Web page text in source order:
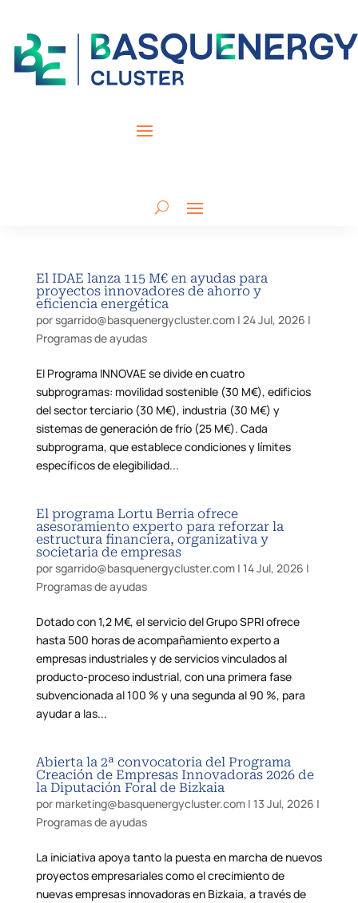
El IDAE lanza 115 M€ en ayudas para
proyectos innovadores de ahorro y
eficiencia energética
porsgarrido@basquenergycluster.com| 24 Jul, 2026 |
Programas de ayudas
El Programa INNOVAE se divide en cuatro
subprogramas: movilidad sostenible (30 M€), edificios
del sector terciario (30 M€), industria (30 M€) y
sistemas de generación de frío (25 M€). Cada
subprograma, que establece condiciones y límites
específicos de elegibilidad...
El programa Lortu Berria ofrece
asesoramiento experto para reforzar la
estructura financiera, organizativa y
societaria de empresas
porsgarrido@basquenergycluster.com| 14 Jul, 2026 |
Programas de ayudas
Dotado con 1,2 M€, el servicio del Grupo SPRI ofrece
hasta 500 horas de acompañamiento experto a
empresas industriales y de servicios vinculados al
producto-proceso industrial, con una primera fase
subvencionada al 100 % y una segunda al 90 %, para
ayudar a las...
Abierta la 2ª convocatoria del Programa
Creación de Empresas Innovadoras 2026 de
la Diputación Foral de Bizkaia
por marketing@basquenergycluster.com| 13 Jul, 2026 |
Programas de ayudas
La iniciativa apoya tanto la puesta en marcha de nuevos
proyectos empresariales como el crecimiento de
nuevas empresas innovadoras en Bizkaia, a través de